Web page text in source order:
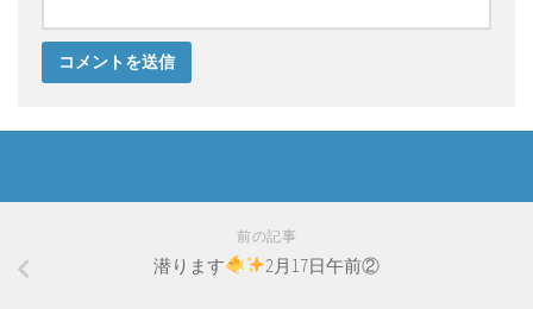
前の記事
潜ります 2月17日午前②